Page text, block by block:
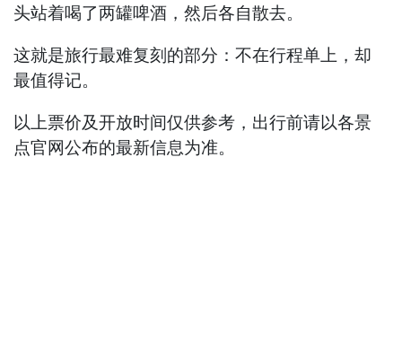
头站着喝了两罐啤酒，然后各自散去。
这就是旅行最难复刻的部分：不在行程单上，却
最值得记。
以上票价及开放时间仅供参考，出行前请以各景
点官网公布的最新信息为准。